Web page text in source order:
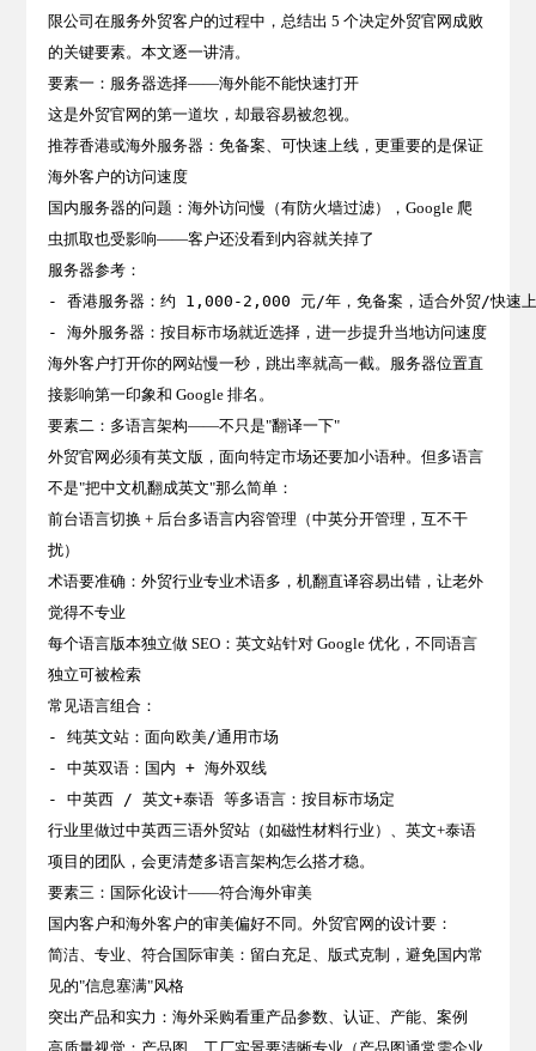
限公司在服务外贸客户的过程中，总结出 5 个决定外贸官网成败
的关键要素。本文逐一讲清。
要素一：服务器选择——海外能不能快速打开
这是外贸官网的第一道坎，却最容易被忽视。
推荐香港或海外服务器 ：免备案、可快速上线，更重要的是保证
海外客户的访问速度
国内服务器的问题 ：海外访问慢（有防火墙过滤），Google 爬
虫抓取也受影响——客户还没看到内容就关掉了
服务器参考：
- 香港服务器：约 1,000-2,000 元/年，免备案，适合外贸/快速
海外客户打开你的网站慢一秒，跳出率就高一截。服务器位置直
接影响第一印象和 Google 排名。
要素二：多语言架构——不只是"翻译一下"
外贸官网必须有英文版，面向特定市场还要加小语种。但多语言
不是"把中文机翻成英文"那么简单：
前台语言切换 + 后台多语言内容管理 （中英分开管理，互不干
扰）
术语要准确 ：外贸行业专业术语多，机翻直译容易出错，让老外
觉得不专业
每个语言版本独立做 SEO ：英文站针对 Google 优化，不同语言
独立可被检索
常见语言组合：
- 纯英文站：面向欧美/通用市场
- 中英双语：国内 + 海外双线
行业里做过中英西三语外贸站（如磁性材料行业）、英文+泰语
项目的团队，会更清楚多语言架构怎么搭才稳。
要素三：国际化设计——符合海外审美
国内客户和海外客户的审美偏好不同。外贸官网的设计要：
简洁、专业、符合国际审美 ：留白充足、版式克制，避免国内常
见的"信息塞满"风格
突出产品和实力 ：海外采购看重产品参数、认证、产能、案例